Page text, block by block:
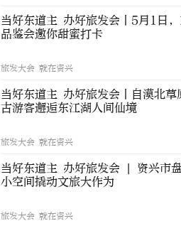
当好东道主 办好旅发会丨5月1日
品鉴会邀你甜蜜打卡
旅发大会 就在资兴
当好东道主 办好旅发会丨自漠北草
古游客邂逅东江湖人间仙境
旅发大会 就在资兴
当好东道主 办好旅发会 | 资兴市
小空间撬动文旅大作为
旅发大会 就在资兴